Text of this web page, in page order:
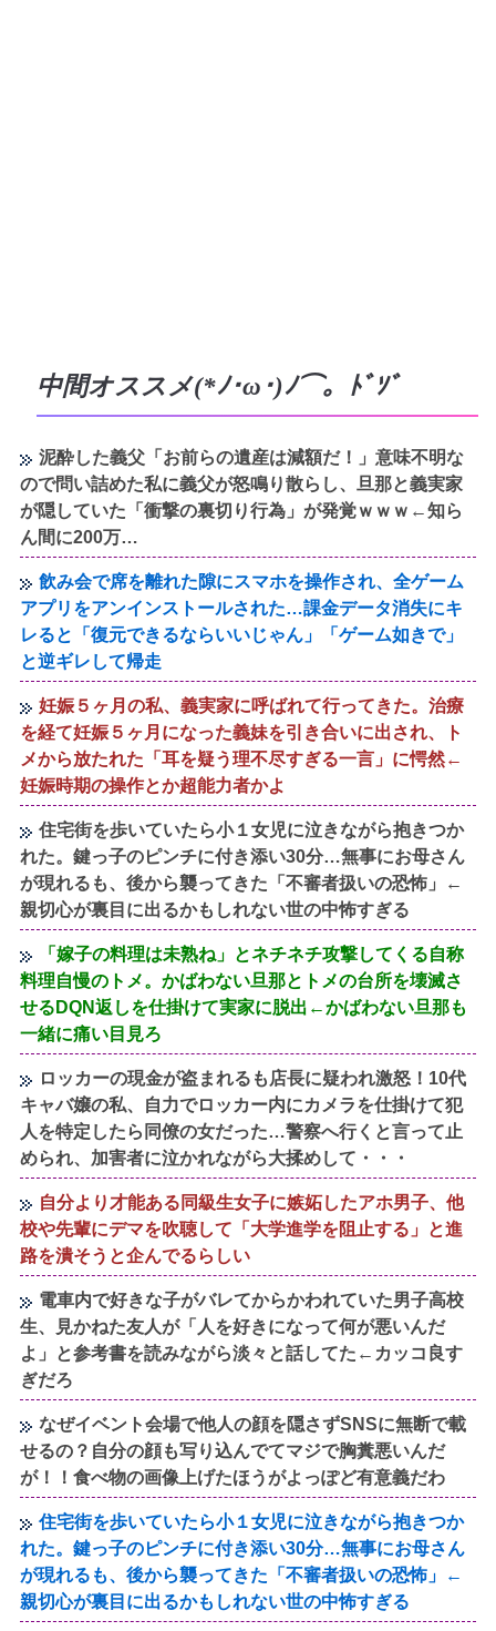
中間オススメ(*ﾉ･ω･)ﾉ⌒。ﾄﾞｿﾞ
泥酔した義父「お前らの遺産は減額だ！」意味不明な
ので問い詰めた私に義父が怒鳴り散らし、旦那と義実家
が隠していた「衝撃の裏切り行為」が発覚ｗｗｗ←知ら
ん間に200万…
飲み会で席を離れた隙にスマホを操作され、全ゲーム
アプリをアンインストールされた…課金データ消失にキ
レると「復元できるならいいじゃん」「ゲーム如きで」
と逆ギレして帰走
妊娠５ヶ月の私、義実家に呼ばれて行ってきた。治療
を経て妊娠５ヶ月になった義妹を引き合いに出され、ト
メから放たれた「耳を疑う理不尽すぎる一言」に愕然←
妊娠時期の操作とか超能力者かよ
住宅街を歩いていたら小１女児に泣きながら抱きつか
れた。鍵っ子のピンチに付き添い30分…無事にお母さん
が現れるも、後から襲ってきた「不審者扱いの恐怖」←
親切心が裏目に出るかもしれない世の中怖すぎる
「嫁子の料理は未熟ね」とネチネチ攻撃してくる自称
料理自慢のトメ。かばわない旦那とトメの台所を壊滅さ
せるDQN返しを仕掛けて実家に脱出←かばわない旦那も
一緒に痛い目見ろ
ロッカーの現金が盗まれるも店長に疑われ激怒！10代
キャバ嬢の私、自力でロッカー内にカメラを仕掛けて犯
人を特定したら同僚の女だった…警察へ行くと言って止
められ、加害者に泣かれながら大揉めして・・・
自分より才能ある同級生女子に嫉妬したアホ男子、他
校や先輩にデマを吹聴して「大学進学を阻止する」と進
路を潰そうと企んでるらしい
電車内で好きな子がバレてからかわれていた男子高校
生、見かねた友人が「人を好きになって何が悪いんだ
よ」と参考書を読みながら淡々と話してた←カッコ良す
ぎだろ
なぜイベント会場で他人の顔を隠さずSNSに無断で載
せるの？自分の顔も写り込んでてマジで胸糞悪いんだ
が！！食べ物の画像上げたほうがよっぽど有意義だわ
住宅街を歩いていたら小１女児に泣きながら抱きつか
れた。鍵っ子のピンチに付き添い30分…無事にお母さん
が現れるも、後から襲ってきた「不審者扱いの恐怖」←
親切心が裏目に出るかもしれない世の中怖すぎる